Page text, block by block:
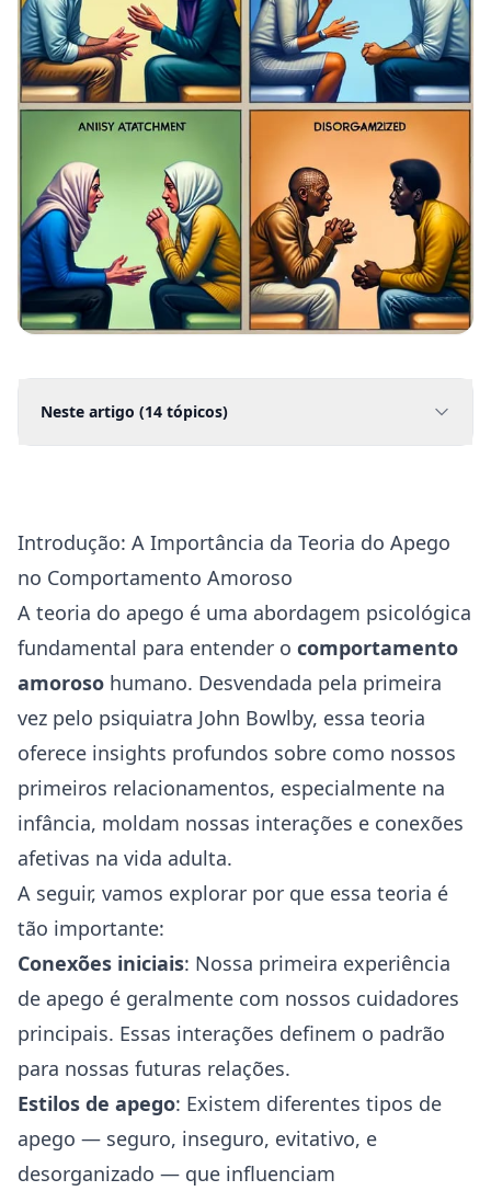
Neste artigo (14 tópicos)
Introdução: A Importância da Teoria do Apego
no Comportamento Amoroso
A teoria do apego é uma abordagem psicológica
fundamental para entender o comportamento
amoroso humano. Desvendada pela primeira
vez pelo psiquiatra John Bowlby, essa teoria
oferece insights profundos sobre como nossos
primeiros relacionamentos, especialmente na
infância, moldam nossas interações e conexões
afetivas na vida adulta.
A seguir, vamos explorar por que essa teoria é
tão importante:
Conexões iniciais: Nossa primeira experiência
de apego é geralmente com nossos cuidadores
principais. Essas interações definem o padrão
para nossas futuras relações.
Estilos de apego: Existem diferentes tipos de
apego — seguro, inseguro, evitativo, e
desorganizado — que influenciam